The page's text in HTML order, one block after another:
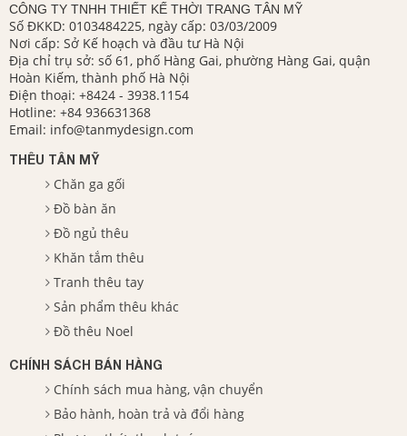
CÔNG TY TNHH THIẾT KẾ THỜI TRANG TÂN MỸ
Số ĐKKD: 0103484225, ngày cấp: 03/03/2009
Nơi cấp: Sở Kế hoạch và đầu tư Hà Nội
Địa chỉ trụ sở: số 61, phố Hàng Gai, phường Hàng Gai, quận
Hoàn Kiếm, thành phố Hà Nội
Điện thoại: +8424 - 3938.1154
Hotline: +84 936631368
Email: info@tanmydesign.com
THÊU TÂN MỸ
Chăn ga gối
Đồ bàn ăn
Đồ ngủ thêu
Khăn tắm thêu
Tranh thêu tay
Sản phẩm thêu khác
Đồ thêu Noel
CHÍNH SÁCH BÁN HÀNG
Chính sách mua hàng, vận chuyển
Bảo hành, hoàn trả và đổi hàng